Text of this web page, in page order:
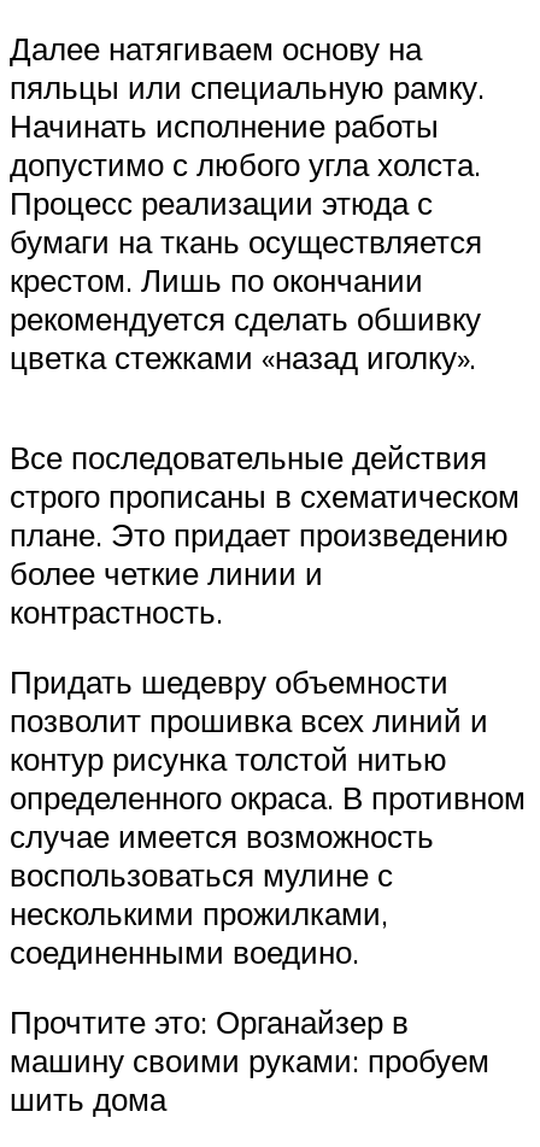
Далее натягиваем основу на
пяльцы или специальную рамку.
Начинать исполнение работы
допустимо с любого угла холста.
Процесс реализации этюда с
бумаги на ткань осуществляется
крестом. Лишь по окончании
рекомендуется сделать обшивку
цветка стежками «назад иголку».
Все последовательные действия
строго прописаны в схематическом
плане. Это придает произведению
более четкие линии и
контрастность.
Придать шедевру объемности
позволит прошивка всех линий и
контур рисунка толстой нитью
определенного окраса. В противном
случае имеется возможность
воспользоваться мулине с
несколькими прожилками,
соединенными воедино.
Прочтите это: Органайзер в
машину своими руками: пробуем
шить дома